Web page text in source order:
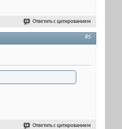
Ответить с цитированием
#5
Ответить с цитированием